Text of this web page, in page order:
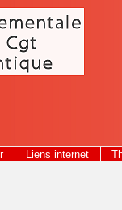
Liens internet